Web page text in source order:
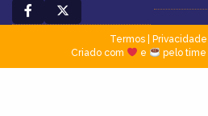
Termos| Privacidade
Criado com
e pelo time